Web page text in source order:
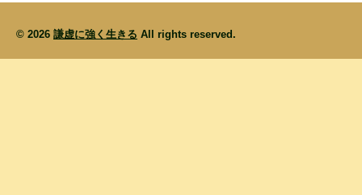
© 2026 謙虚に強く生きる All rights reserved.